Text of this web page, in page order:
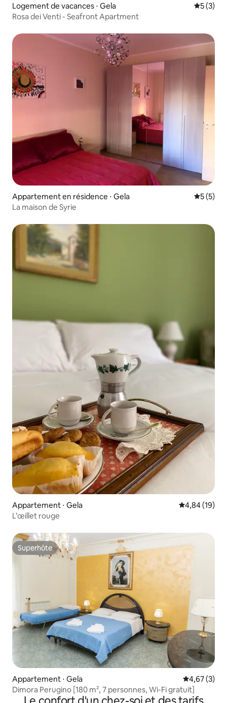
Logement de vacances ⋅ Gela
5 (3)
Rosa dei Venti - Seafront Apartment
Appartement en résidence ⋅ Gela
5 (5)
La maison de Syrie
Appartement ⋅ Gela Évaluation
4,84 (19)
L’œillet rouge
Superhôte
Superhôte
Appartement ⋅ Gela Évaluation
4,67 (3)
Dimora Perugino [180 m², 7 personnes, Wi-Fi gratuit]